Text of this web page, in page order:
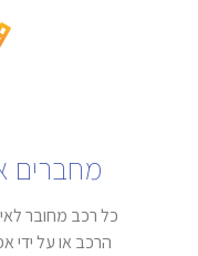
מחברים
כל רכב מחובר
הרכב או על ידי